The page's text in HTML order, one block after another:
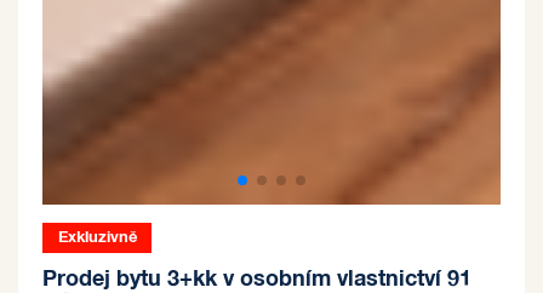
Exkluzivně
Prodej bytu 3+kk v osobním vlastnictví 91